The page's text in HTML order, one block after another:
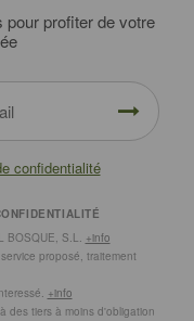
profiter de votre
confidentialité
BOSQUE, S.L. +info
proposé, traitement
+info
des tiers à moins d'obligation